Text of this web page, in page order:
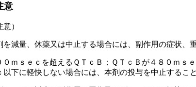
意
）
減量、休薬又は中止する場合には、副作用の症状、
ｍｓｅｃを超えるＱＴｃＢ；ＱＴｃＢが４８０ｍｓ
下に軽快しない場合には、本剤の投与を中止すること